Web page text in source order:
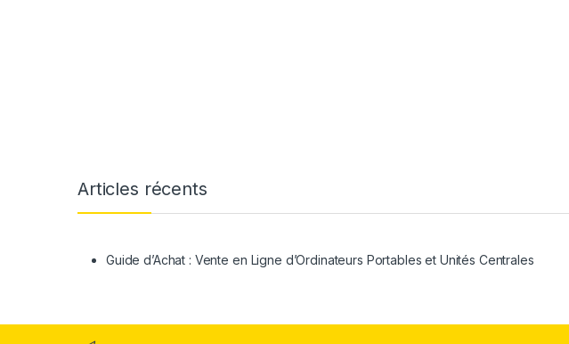
Articles récents
Guide d’Achat : Vente en Ligne d’Ordinateurs Portables et Unités Centrales